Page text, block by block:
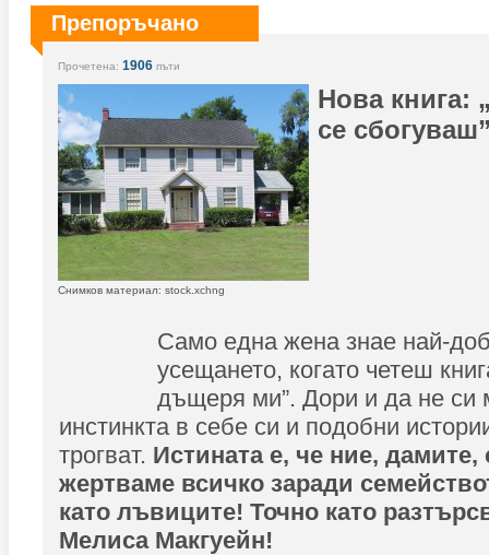
Препоръчано
Прочетена: 1906 пъти
Нова книга:
се
Снимков материал: stock.xchng
Само една жена знае най-
усещането, когато четеш
дъщеря ми”. Дори и да не си
инстинкта в себе си и подобни
трогват. Истината е, че ние, дамите,
жертваме всичко заради
като лъвиците! Точно като
Мелиса Макгуейн!